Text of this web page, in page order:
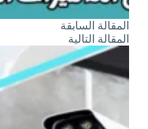
المقالة السابقة
المقالة التالية